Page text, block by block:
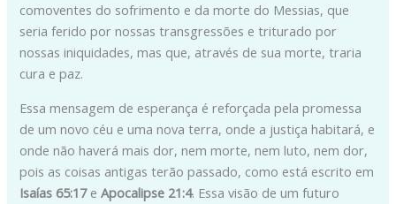
comoventes do sofrimento e da morte do Messias, que
seria ferido por nossas transgressões e triturado por
nossas iniquidades, mas que, através de sua morte, traria
cura e paz.
Essa mensagem de esperança é reforçada pela promessa
de um novo céu e uma nova terra, onde a justiça habitará, e
onde não haverá mais dor, nem morte, nem luto, nem dor,
pois as coisas antigas terão passado, como está escrito em
Isaías 65:17eApocalipse 21:4. Essa visão de um futuro